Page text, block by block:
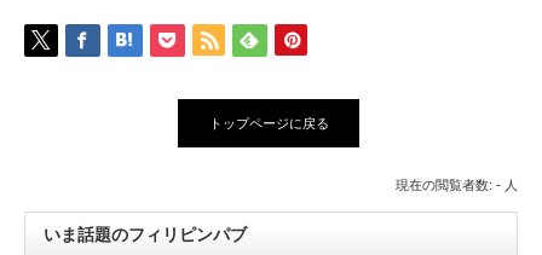
トップページに戻る
現在の閲覧者数: - 人
いま話題のフィリピンパブ